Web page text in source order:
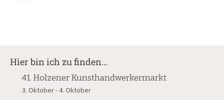
Hier bin ich zu finden…
41. Holzener Kunsthandwerkermarkt
3. Oktober-4. Oktober